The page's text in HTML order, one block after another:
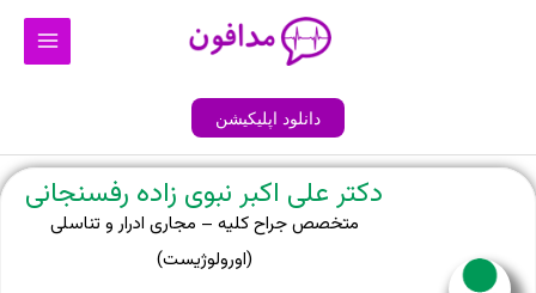
Main
دانلود اپلیکیشن
دکتر علی اکبر نبوی زاده رفسنجانی
متخصص جراح کلیه – مجاری ادرار و تناسلی
(اورولوژیست)